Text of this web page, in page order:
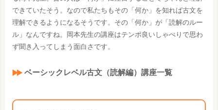
できていたそう。なので私たちもその「何か」を知れば古文を
理解できるようになるそうです。その「何か」が「読解のルー
ル」なんですね。岡本先生の講座はテンポ良いしゃべりで思わ
ず聞き入ってしまう面白さです。
ベーシックレベル古文（読解編）講座一覧